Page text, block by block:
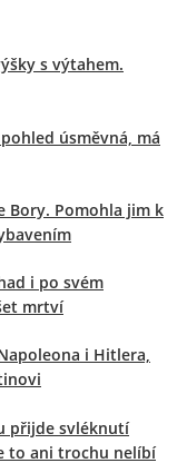
s výtahem.
úsměvná, má
Bory. Pomohla jim k
i po svém
mrtví
i Hitlera,
přijde svléknutí
to ani trochu nelíbí